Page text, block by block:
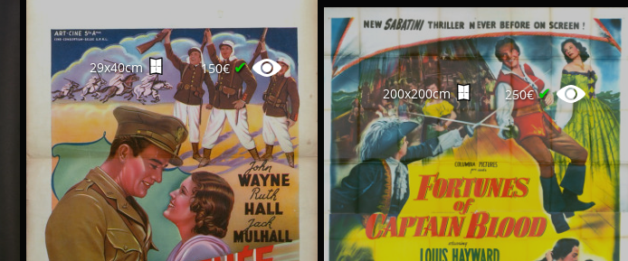
29x40cm 150€✔
200x200cm 250€✔